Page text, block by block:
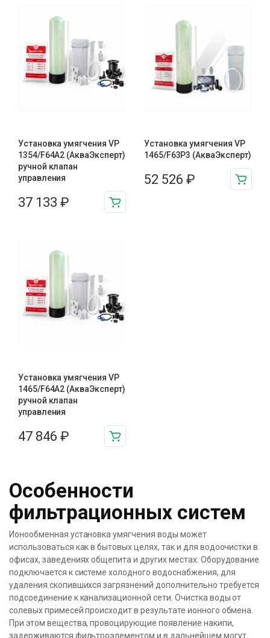
Установка умягчения VP
1354/F64A2 (АкваЭксперт)
ручной клапан
управления
37 133 ₽
Установка умягчения VP
1465/F63P3 (АкваЭксперт)
52 526 ₽
Установка умягчения VP
1465/F64A2 (АкваЭксперт)
ручной клапан
управления
47 846 ₽
Особенности
фильтрационных систем
Ионообменная установка умягчения воды может
использоваться как в бытовых целях, так и для водоочистки в
офисах, заведениях общепита и других местах. Оборудование
подключается к системе холодного водоснабжения, для
удаления скопившихся загрязнений дополнительно требуется
подсоединение к канализационной сети. Очистка воды от
солевых примесей происходит в результате ионного обмена.
При этом вещества, провоцирующие появление накипи,
задерживаются фильтроэлементом и в дальнейшем могут